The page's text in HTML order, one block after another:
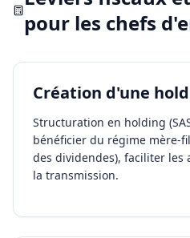
pour les chefs
Création d'une
Structuration en holding
bénéficier du régime mère-
des dividendes), faciliter
la transmission.